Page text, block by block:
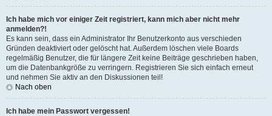
Ich habe mich vor einiger Zeit registriert, kann mich aber nicht mehr
anmelden?!
Es kann sein, dass ein Administrator Ihr Benutzerkonto aus verschieden
Gründen deaktiviert oder gelöscht hat. Außerdem löschen viele Boards
regelmäßig Benutzer, die für längere Zeit keine Beiträge geschrieben haben,
um die Datenbankgröße zu verringern. Registrieren Sie sich einfach erneut
und nehmen Sie aktiv an den Diskussionen teil!
Nach oben
Ich habe mein Passwort vergessen!